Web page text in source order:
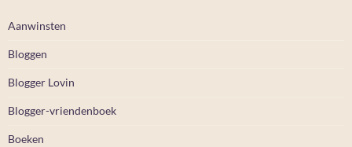
Aanwinsten
Bloggen
Blogger Lovin
Blogger-vriendenboek
Boeken